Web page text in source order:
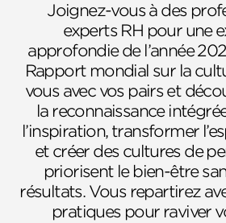
Joignez-vous à des
experts RH pour une
approfondie de l’année
Rapport mondial sur la
vous avec vos pairs et
la reconnaissance
l’inspiration, transformer
et créer des cultures de
priorisent le bien-être
résultats. Vous repartirez
pratiques pour raviver